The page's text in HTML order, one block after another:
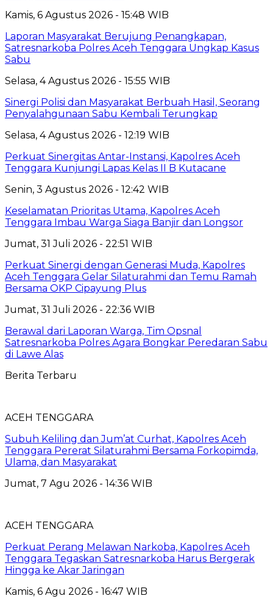
Kamis, 6 Agustus 2026 - 15:48 WIB
Laporan Masyarakat Berujung Penangkapan,
Satresnarkoba Polres Aceh Tenggara Ungkap Kasus
Sabu
Selasa, 4 Agustus 2026 - 15:55 WIB
Sinergi Polisi dan Masyarakat Berbuah Hasil, Seorang
Penyalahgunaan Sabu Kembali Terungkap
Selasa, 4 Agustus 2026 - 12:19 WIB
Perkuat Sinergitas Antar-Instansi, Kapolres Aceh
Tenggara Kunjungi Lapas Kelas II B Kutacane
Senin, 3 Agustus 2026 - 12:42 WIB
Keselamatan Prioritas Utama, Kapolres Aceh
Tenggara Imbau Warga Siaga Banjir dan Longsor
Jumat, 31 Juli 2026 - 22:51 WIB
Perkuat Sinergi dengan Generasi Muda, Kapolres
Aceh Tenggara Gelar Silaturahmi dan Temu Ramah
Bersama OKP Cipayung Plus
Jumat, 31 Juli 2026 - 22:36 WIB
Berawal dari Laporan Warga, Tim Opsnal
Satresnarkoba Polres Agara Bongkar Peredaran Sabu
di Lawe Alas
Berita Terbaru
ACEH TENGGARA
Subuh Keliling dan Jum’at Curhat, Kapolres Aceh
Tenggara Pererat Silaturahmi Bersama Forkopimda,
Ulama, dan Masyarakat
Jumat, 7 Agu 2026 - 14:36 WIB
ACEH TENGGARA
Perkuat Perang Melawan Narkoba, Kapolres Aceh
Tenggara Tegaskan Satresnarkoba Harus Bergerak
Hingga ke Akar Jaringan
Kamis, 6 Agu 2026 - 16:47 WIB